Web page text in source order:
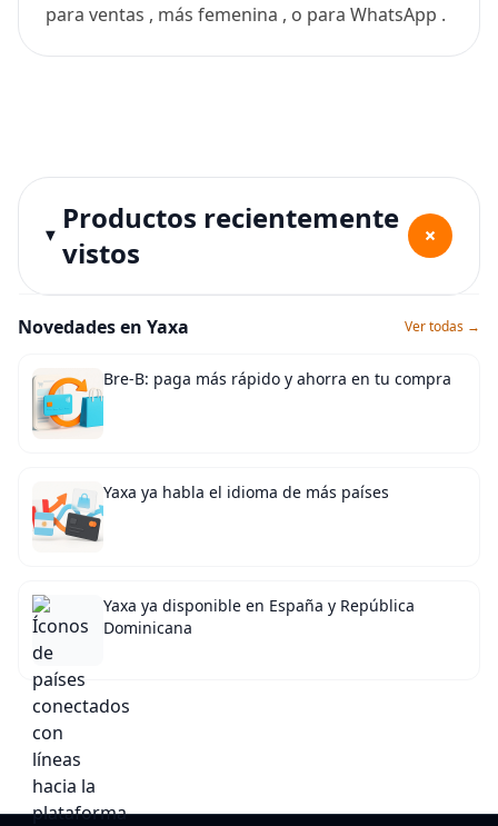
para ventas , más femenina , o para WhatsApp .
Productos recientemente
vistos
+
Novedades en Yaxa Ver todas →
Bre-B: paga más rápido y ahorra en tu compra
Yaxa ya habla el idioma de más países
Yaxa ya disponible en España y República
Dominicana